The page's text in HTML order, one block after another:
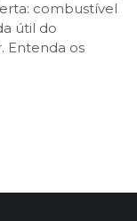
combustível
útil do
Entenda os